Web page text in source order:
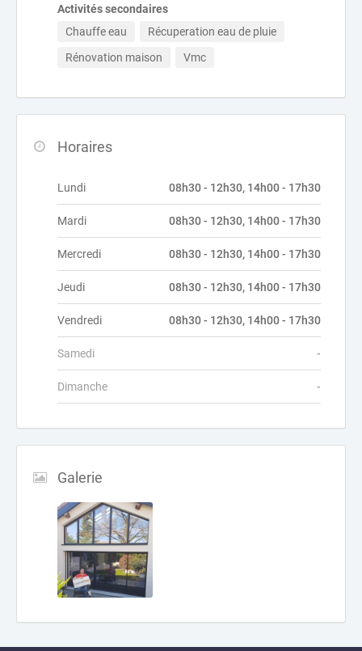
Activités secondaires
Chauffe eau
Récuperation eau de pluie
Rénovation maison
Vmc
Horaires
Lundi 08h30 - 12h30, 14h00 - 17h30
Mardi 08h30 - 12h30, 14h00 - 17h30
Mercredi 08h30 - 12h30, 14h00 - 17h30
Jeudi 08h30 - 12h30, 14h00 - 17h30
Vendredi 08h30 - 12h30, 14h00 - 17h30
Samedi -
Dimanche -
Galerie